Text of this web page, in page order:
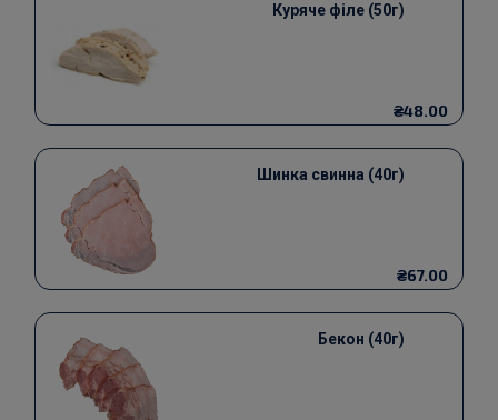
Куряче філе (50г)
₴48.00
Шинка свинна (40г)
₴67.00
Бекон (40г)